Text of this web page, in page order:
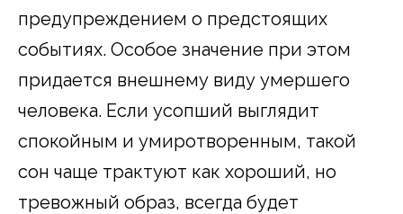
предупреждением о предстоящих
событиях. Особое значение при этом
придается внешнему виду умершего
человека. Если усопший выглядит
спокойным и умиротворенным, такой
сон чаще трактуют как хороший, но
тревожный образ, всегда будет